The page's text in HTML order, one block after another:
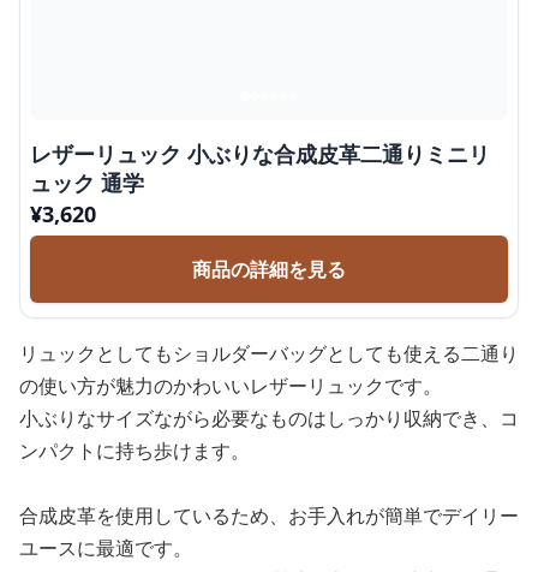
レザーリュック 小ぶりな合成皮革二通りミニリ
ュック 通学
¥3,620
商品の詳細を見る
リュックとしてもショルダーバッグとしても使える二通り
の使い方が魅力のかわいいレザーリュックです。
小ぶりなサイズながら必要なものはしっかり収納でき、コ
ンパクトに持ち歩けます。
合成皮革を使用しているため、お手入れが簡単でデイリー
ユースに最適です。